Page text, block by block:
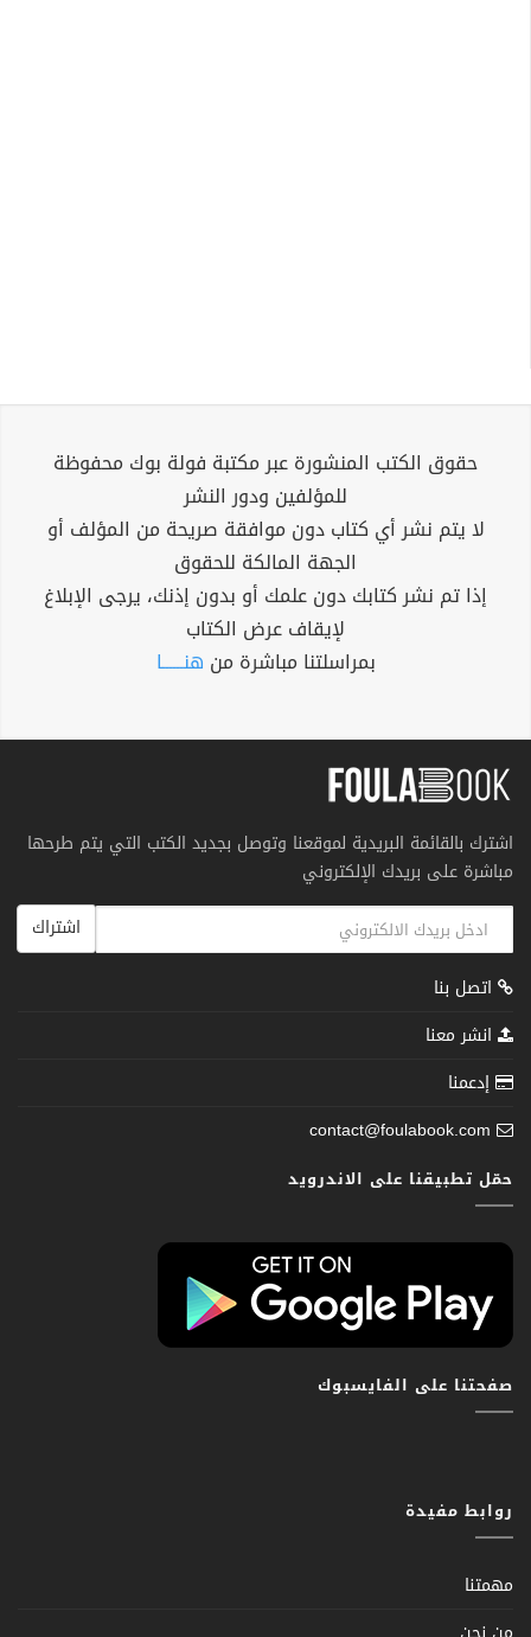
حقوق الكتب المنشورة عبر مكتبة فولة بوك محفوظة
للمؤلفين ودور النشر
لا يتم نشر أي كتاب دون موافقة صريحة من المؤلف أو
الجهة المالكة للحقوق
إذا تم نشر كتابك دون علمك أو بدون إذنك، يرجى الإبلاغ
لإيقاف عرض الكتاب
بمراسلتنا مباشرة من هنــــــا
اشترك بالقائمة البريدية لموقعنا وتوصل بجديد الكتب التي يتم طرحها
مباشرة على بريدك الإلكتروني
اشتراك
اتصل بنا
انشر معنا
إدعمنا
contact@foulabook.com
حمّل تطبيقنا على الاندرويد
صفحتنا على الفايسبوك
روابط مفيدة
مهمتنا